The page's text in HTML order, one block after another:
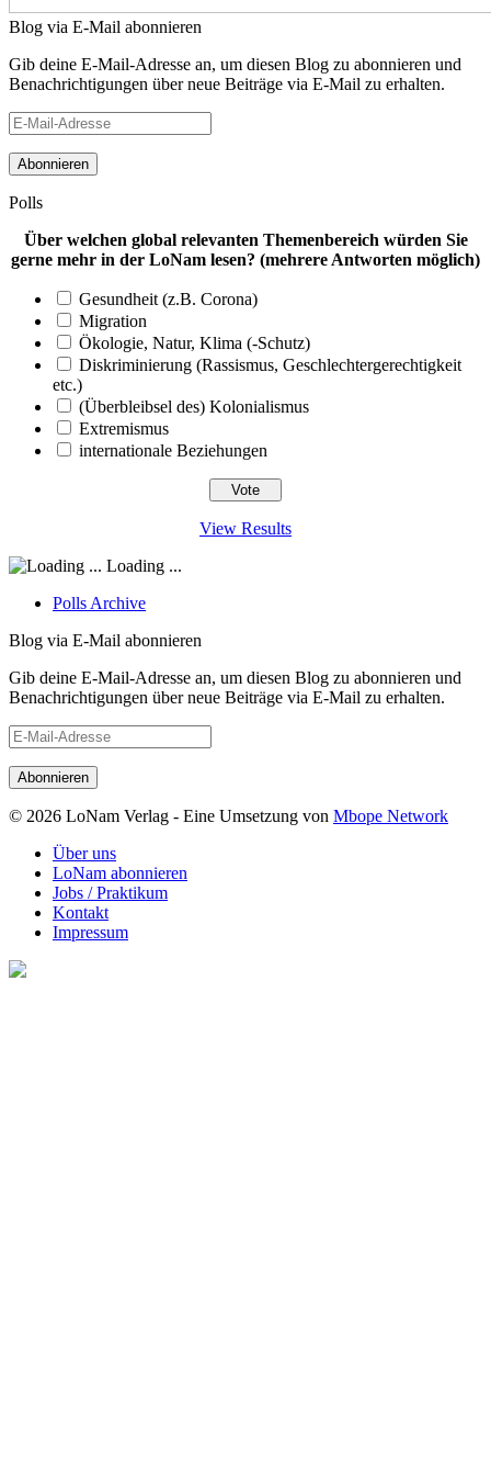
Blog via E-Mail abonnieren
Gib deine E-Mail-Adresse an, um diesen Blog zu abonnieren und
Benachrichtigungen über neue Beiträge via E-Mail zu erhalten.
E-
Mail-
Adresse
Polls
Über welchen global relevanten Themenbereich würden Sie
gerne mehr in der LoNam lesen? (mehrere Antworten möglich)
Gesundheit (z.B. Corona)
Migration
Ökologie, Natur, Klima (-Schutz)
Diskriminierung (Rassismus, Geschlechtergerechtigkeit
etc.)
(Überbleibsel des) Kolonialismus
Extremismus
internationale Beziehungen
View Results
Loading ...
Polls Archive
Blog via E-Mail abonnieren
Gib deine E-Mail-Adresse an, um diesen Blog zu abonnieren und
Benachrichtigungen über neue Beiträge via E-Mail zu erhalten.
E-
Mail-
Adresse
© 2026 LoNam Verlag - Eine Umsetzung von Mbope Network
Über uns
LoNam abonnieren
Jobs / Praktikum
Kontakt
Impressum